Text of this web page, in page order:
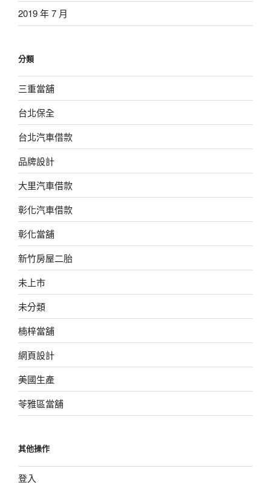
2019 年 7 月
分類
三重當舖
台北保全
台北汽車借款
品牌設計
大里汽車借款
彰化汽車借款
彰化當舖
新竹房屋二胎
未上市
未分類
楠梓當舖
網頁設計
美國生產
苓雅區當舖
其他操作
登入